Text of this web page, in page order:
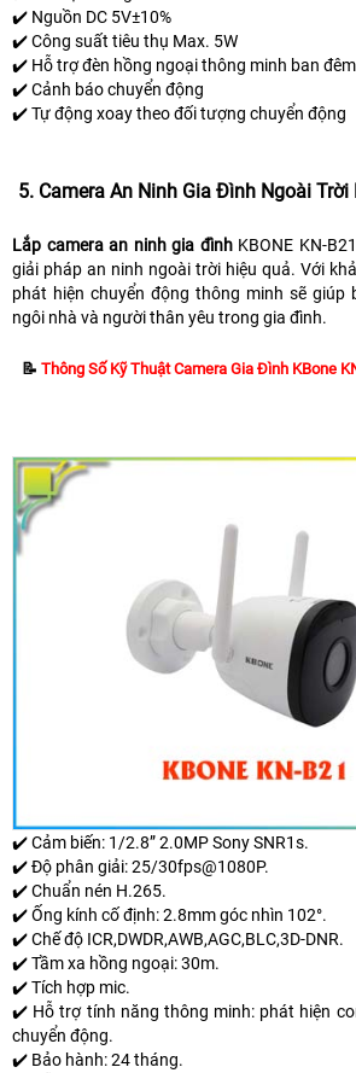
✔️ Nguồn DC 5V±10%
✔️ Công suất tiêu thụ Max. 5W
✔️ Hỗ trợ đèn hồng ngoại thông minh ban đêm
✔️ Cảnh báo chuyển động
✔️ Tự động xoay theo đối tượng chuyển động
5. Camera An Ninh Gia Đình Ngoài Trời
Lắp camera an ninh gia đìnhKBONE KN-
giải pháp an ninh ngoài trời hiệu quả. Với
phát hiện chuyển động thông minh sẽ giúp
ngôi nhà và người thân yêu trong gia đình.
📝 Thông Số Kỹ Thuật Camera Gia Đình KBone
✔️ Cảm biến: 1/2.8” 2.0MP Sony SNR1s.
✔️ Độ phân giải: 25/30fps@1080P.
✔️ Chuẩn nén H.265.
✔️ Ống kính cố định: 2.8mm góc nhìn 102°.
✔️ Chế độ ICR,DWDR,AWB,AGC,BLC,3D-DNR.
✔️ Tầm xa hồng ngoại: 30m.
✔️ Tích hợp mic.
✔️ Hỗ trợ tính năng thông minh: phát hiện
chuyển động.
✔️ Bảo hành: 24 tháng.